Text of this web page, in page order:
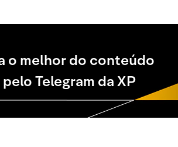
o melhor do conteúdo
Telegram da XP